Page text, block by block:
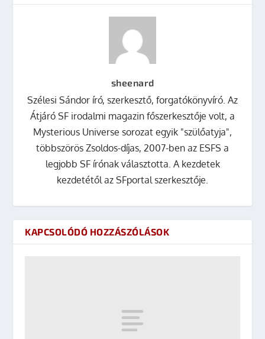
sheenard
Szélesi Sándor író, szerkesztő, forgatókönyvíró. Az
Átjáró SF irodalmi magazin főszerkesztője volt, a
Mysterious Universe sorozat egyik "szülőatyja",
többszörös Zsoldos-díjas, 2007-ben az ESFS a
legjobb SF írónak választotta. A kezdetek
kezdetétől az SFportal szerkesztője.
KAPCSOLÓDÓ HOZZÁSZÓLÁSOK